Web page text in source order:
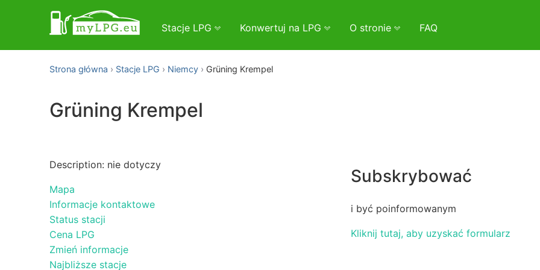
Stacje LPG Konwertuj na LPG O stronie FAQ
Strona główna Stacje LPG Niemcy Grüning Krempel
Grüning Krempel
Description: nie dotyczy
Mapa
Informacje kontaktowe
Status stacji
Cena LPG
Zmień informacje
Najbliższe stacje
Subskrybować
i być poinformowanym
Kliknij tutaj, aby uzyskać formularz